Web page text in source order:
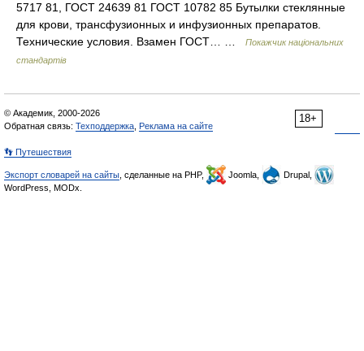
5717 81, ГОСТ 24639 81 ГОСТ 10782 85 Бутылки стеклянные
для крови, трансфузионных и инфузионных препаратов.
Технические условия. Взамен ГОСТ… …
Покажчик національних
стандартів
18+
© Академик, 2000-2026
Обратная связь: Техподдержка Реклама на сайте
👣 Путешествия
Экспорт словарей на сайты , сделанные на PHP, Joomla,
Drupal,
WordPress, MODx.